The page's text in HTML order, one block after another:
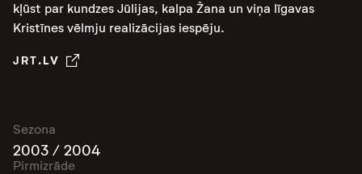
kļūst par kundzes Jūlijas, kalpa Žana un viņa līgavas
Kristīnes vēlmju realizācijas iespēju.
JRT.LV
Sezona
2003 / 2004
Pirmizrāde